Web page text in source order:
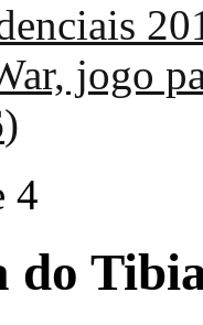
jogo
)
4
do